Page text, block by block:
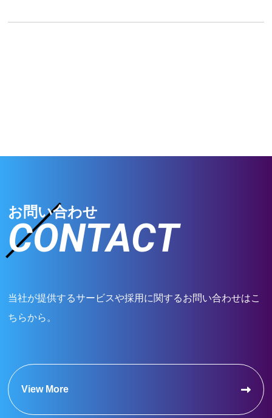
お問い合わせ
CONTACT
当社が提供するサービスや採用に関するお問い合わせはこ
ちらから。
View More